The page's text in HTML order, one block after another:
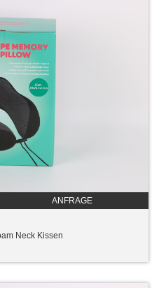
ANFRAGE
Neck Kissen